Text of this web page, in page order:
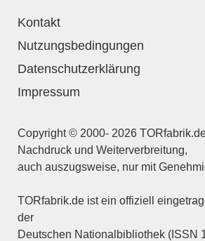
Kontakt
Nutzungsbedingungen
Datenschutzerklärung
Impressum
Copyright © 2000- 2026
Nachdruck und Weiterverbreitung,
auch auszugsweise, nur mit
TORfabrik.de ist ein offiziell
der
Deutschen Nationalbibliothek (ISSN